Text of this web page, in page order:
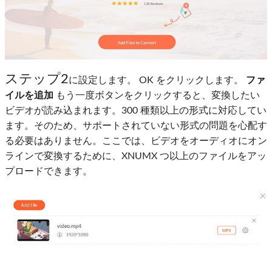
ステップ2に設定します。 OK をクリックします。 ファ
イルを追加 もう一度ボタンをクリックすると、変換したい
ビデオが読み込まれます。300 種類以上の形式に対応してい
ます。そのため、サポートされていない形式の問題を心配す
る必要はありません。ここでは、ビデオをオーディオにオン
ラインで変換するために、XNUMX つ以上のファイルをアッ
プロードできます。